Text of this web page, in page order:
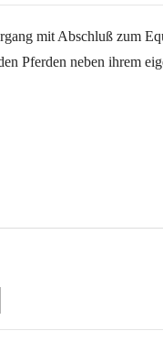
mit Abschluß zum
Pferden neben ihrem